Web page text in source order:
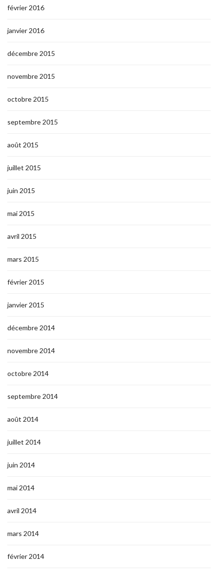
février 2016
janvier 2016
décembre 2015
novembre 2015
octobre 2015
septembre 2015
août 2015
juillet 2015
juin 2015
mai 2015
avril 2015
mars 2015
février 2015
janvier 2015
décembre 2014
novembre 2014
octobre 2014
septembre 2014
août 2014
juillet 2014
juin 2014
mai 2014
avril 2014
mars 2014
février 2014